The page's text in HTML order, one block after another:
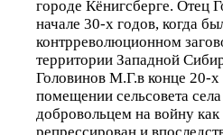
городе Кёнигсберге. Отец
начале 30-х годов, когда
контрреволюционном
территории Западной
Головинов М.Г.в конце 20-х
помещении сельсовета
добровольцем на войну